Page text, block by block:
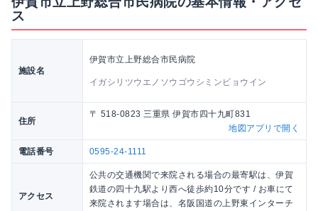
ス
施設名
伊賀市立上野総合市民病院
イガシリツウエノソウゴウシミンビョウイン
住所
〒 518-0823 三重県 伊賀市四十九町831
地図アプリで開く
電話番号 0595-24-1111
アクセス
公共の交通機関で来院される場合の最寄駅は、伊賀
鉄道の四十九駅より西へ徒歩約10分です / お車にて
来院されます場合は、名阪国道の上野東インターチ